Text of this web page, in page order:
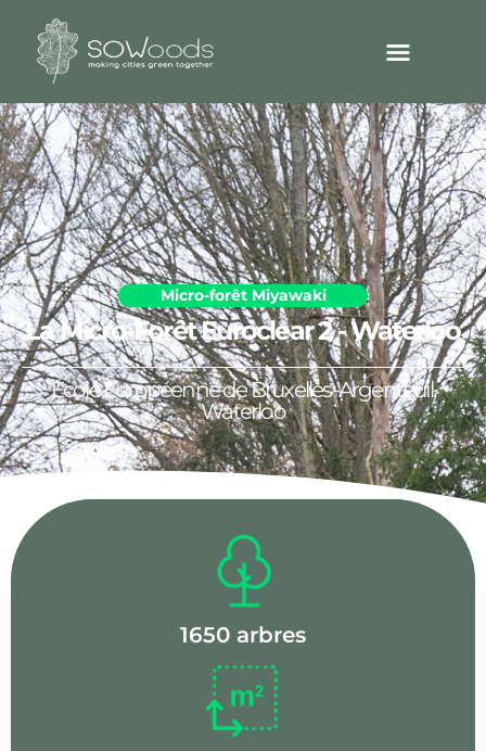
Micro-forêt Miyawaki
La Micro-Forêt Euroclear 2 - Waterloo
École Européenne de Bruxelles-Argenteuil,
Waterloo
1650 arbres